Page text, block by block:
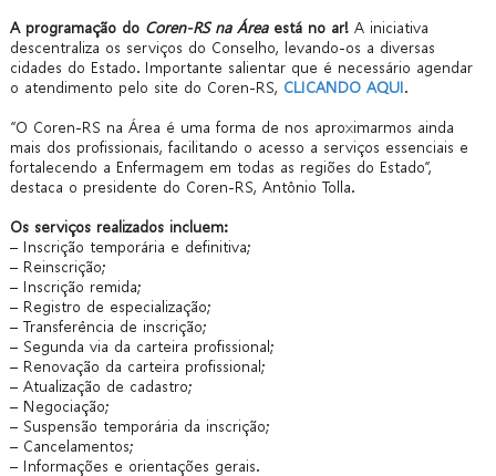
A programação do Coren-RS na Área está no ar! A iniciativa
descentraliza os serviços do Conselho, levando-os a diversas
cidades do Estado. Importante salientar que é necessário agendar
o atendimento pelo site do Coren-RS, CLICANDO AQUI.
“O Coren-RS na Área é uma forma de nos aproximarmos ainda
mais dos profissionais, facilitando o acesso a serviços essenciais e
fortalecendo a Enfermagem em todas as regiões do Estado”,
destaca o presidente do Coren-RS, Antônio Tolla.
Os serviços realizados incluem:
– Inscrição temporária e definitiva;
– Reinscrição;
– Inscrição remida;
– Registro de especialização;
– Transferência de inscrição;
– Segunda via da carteira profissional;
– Renovação da carteira profissional;
– Atualização de cadastro;
– Negociação;
– Suspensão temporária da inscrição;
– Cancelamentos;
– Informações e orientações gerais.